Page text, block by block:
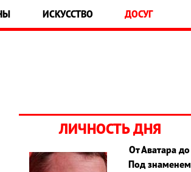
ИСКУССТВО ДОСУГ
ЛИЧНОСТЬ ДНЯ
От Аватара до
Под знаменем